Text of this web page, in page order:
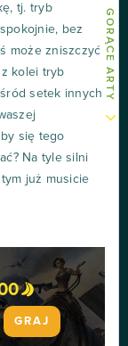
GORĄCE ARTY
tj. tryb
bez
może zniszczyć
kolei tryb
setek innych
się tego
Na tyle silni
już musicie
GRAJ